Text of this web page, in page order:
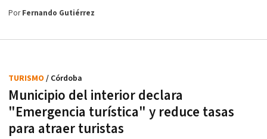
PorFernando Gutiérrez
Municipio del interior declara
"Emergencia turística" y reduce tasas
para atraer turistas
TURISMO / Córdoba